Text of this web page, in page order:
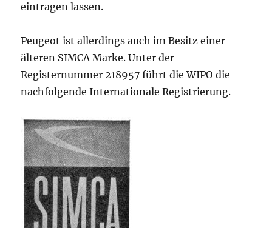
eintragen lassen.
Peugeot ist allerdings auch im Besitz einer
älteren SIMCA Marke. Unter der
Registernummer 218957 führt die WIPO die
nachfolgende Internationale Registrierung.